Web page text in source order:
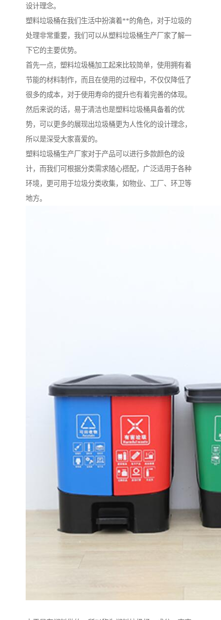
设计理念。
塑料垃圾桶在我们生活中扮演着**的角色，对于垃圾的
处理非常重要，我们可以从塑料垃圾桶生产厂家了解一
下它的主要优势。
首先一点，塑料垃圾桶加工起来比较简单，使用拥有着
节能的材料制作，而且在使用的过程中，不仅仅降低了
很多的成本，对于使用寿命的提升也有着完善的体现。
然后来说的话，易于清洁也是塑料垃圾桶具备着的优
势，可以更多的展现出垃圾桶更为人性化的设计理念，
所以是深受大家喜爱的。
塑料垃圾桶生产厂家对于产品可以进行多款颜色的设
计，而我们可根据分类需求随心搭配，广泛适用于各种
环境，更可用于垃圾分类收集，如物业、工厂、环卫等
地方。